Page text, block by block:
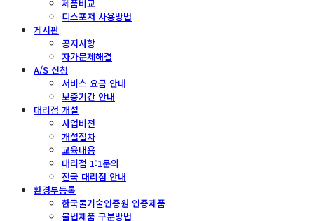
제품비교
디스포저 사용방법
게시판
공지사항
자가문제해결
A/S 신청
서비스 요금 안내
보증기간 안내
대리점 개설
사업비전
개설절차
교육내용
대리점 1:1문의
전국 대리점 안내
환경부등록
한국물기술인증원 인증제품
불법제품 구분방법